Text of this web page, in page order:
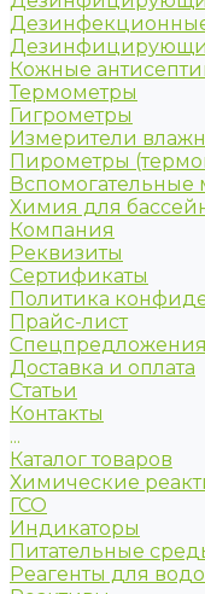
Кожные
Термометры
Гигрометры
Измерители
Пирометры
Вспомогательные
Химия для
Компания
Реквизиты
Сертификаты
Политика
Прайс-лист
Спецпредложения
Доставка и оплата
Статьи
Контакты
...
Каталог товаров
Химические
ГСО
Индикаторы
Питательные
Реагенты для